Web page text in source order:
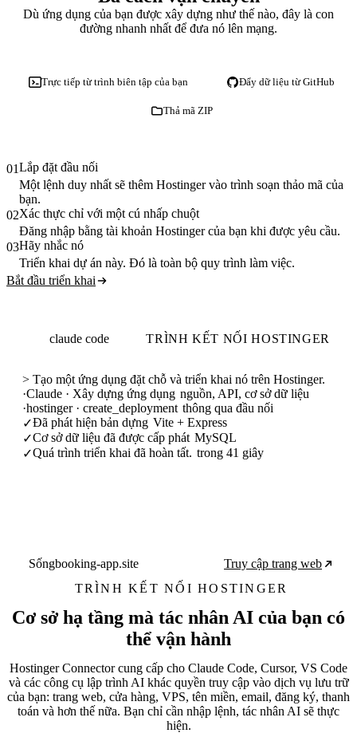
Dù ứng dụng của bạn được xây dựng như thế nào, đây là con
đường nhanh nhất để đưa nó lên mạng.
Trực tiếp từ trình biên tập của bạn Đẩy dữ liệu từ GitHub
Thả mã ZIP
01Lắp đặt đầu nối
Một lệnh duy nhất sẽ thêm Hostinger vào trình soạn thảo mã của
bạn.
02Xác thực chỉ với một cú nhấp chuột
Đăng nhập bằng tài khoản Hostinger của bạn khi được yêu cầu.
03Hãy nhắc nó
Triển khai dự án này. Đó là toàn bộ quy trình làm việc.
Bắt đầu triển khai
claude code TRÌNH KẾT NỐI HOSTINGER
> Tạo một ứng dụng đặt chỗ và triển khai nó trên Hostinger.
·Claude · Xây dựng ứng dụng nguồn, API, cơ sở dữ liệu
·hostinger · create_deployment thông qua đầu nối
✓Đã phát hiện bản dựng Vite + Express
✓Cơ sở dữ liệu đã được cấp phát MySQL
✓Quá trình triển khai đã hoàn tất. trong 41 giây
Sốngbooking-app.site
Truy cập trang web
TRÌNH KẾT NỐI HOSTINGER
Cơ sở hạ tầng mà tác nhân AI của bạn có
thể vận hành
Hostinger Connector cung cấp cho Claude Code, Cursor, VS Code
và các công cụ lập trình AI khác quyền truy cập vào dịch vụ lưu trữ
của bạn: trang web, cửa hàng, VPS, tên miền, email, đăng ký, thanh
toán và hơn thế nữa. Bạn chỉ cần nhập lệnh, tác nhân AI sẽ thực
hiện.